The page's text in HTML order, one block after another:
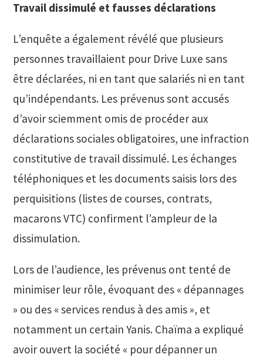
Travail dissimulé et fausses déclarations
L’enquête a également révélé que plusieurs
personnes travaillaient pour Drive Luxe sans
être déclarées, ni en tant que salariés ni en tant
qu’indépendants. Les prévenus sont accusés
d’avoir sciemment omis de procéder aux
déclarations sociales obligatoires, une infraction
constitutive de travail dissimulé. Les échanges
téléphoniques et les documents saisis lors des
perquisitions (listes de courses, contrats,
macarons VTC) confirment l’ampleur de la
dissimulation.
Lors de l’audience, les prévenus ont tenté de
minimiser leur rôle, évoquant des « dépannages
» ou des « services rendus à des amis », et
notamment un certain Yanis. Chaïma a expliqué
avoir ouvert la société « pour dépanner un